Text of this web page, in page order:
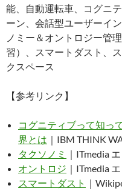
能、自動運転車、コグニ
ーン、会話型ユーザーイ
ノミー＆オントロジー管
習）、スマートダスト、
クスペース
【参考リンク】
コグニティブって知っ
界とは ｜IBM THINK
タクソノミ
｜ITmedia
オントロジ ｜ITmedia
スマートダスト ｜